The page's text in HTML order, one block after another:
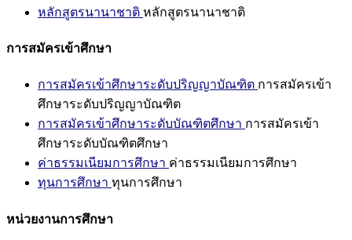
หลักสูตรนานาชาติ หลักสูตรนานาชาติ
การสมัครเข้าศึกษา
การสมัครเข้าศึกษาระดับปริญญาบัณฑิต การสมัครเข้า
ศึกษาระดับปริญญาบัณฑิต
การสมัครเข้าศึกษาระดับบัณฑิตศึกษา การสมัครเข้า
ศึกษาระดับบัณฑิตศึกษา
ค่าธรรมเนียมการศึกษา ค่าธรรมเนียมการศึกษา
ทุนการศึกษา ทุนการศึกษา
หน่วยงานการศึกษา